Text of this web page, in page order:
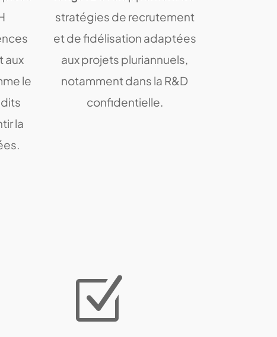
aux
le
la
stratégies de recrutement
et de fidélisation adaptées
aux projets pluriannuels,
notamment dans la R&D
confidentielle.
Z